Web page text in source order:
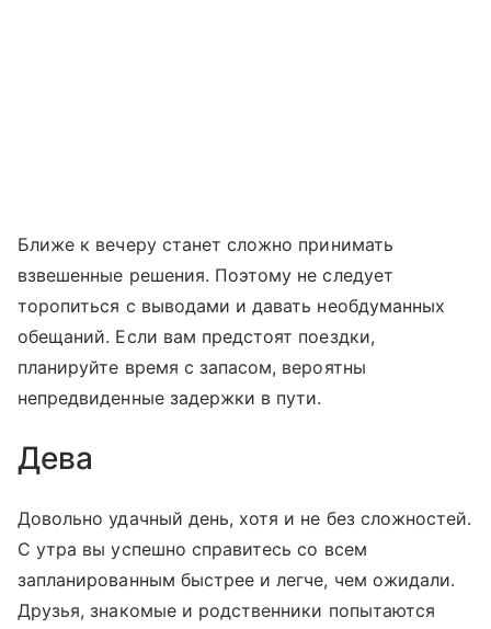
Ближе к вечеру станет сложно принимать
взвешенные решения. Поэтому не следует
торопиться с выводами и давать необдуманных
обещаний. Если вам предстоят поездки,
планируйте время с запасом, вероятны
непредвиденные задержки в пути.
Дева
Довольно удачный день, хотя и не без сложностей.
С утра вы успешно справитесь со всем
запланированным быстрее и легче, чем ожидали.
Друзья, знакомые и родственники попытаются